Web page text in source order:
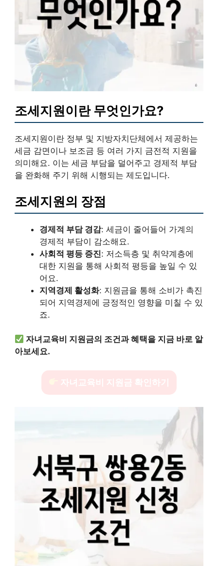
조세지원이란 무엇인가요?
조세지원이란 정부 및 지방자치단체에서 제공하는
세금 감면이나 보조금 등 여러 가지 금전적 지원을
의미해요. 이는 세금 부담을 덜어주고 경제적 부담
을 완화해 주기 위해 시행되는 제도입니다.
조세지원의 장점
경제적 부담 경감: 세금이 줄어들어 가계의
경제적 부담이 감소해요.
사회적 평등 증진: 저소득층 및 취약계층에
대한 지원을 통해 사회적 평등을 높일 수 있
어요.
지역경제 활성화: 지원금을 통해 소비가 촉진
되어 지역경제에 긍정적인 영향을 미칠 수 있
죠.
자녀교육비 지원금의 조건과 혜택을 지금 바로 알
아보세요.
자녀교육비 지원금 확인하기